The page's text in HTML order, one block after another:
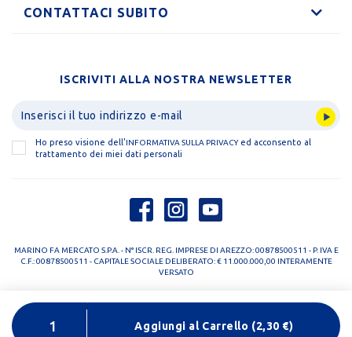
Aggiungi al Carrello (2,30 €)
CONTATTACI SUBITO
ISCRIVITI ALLA NOSTRA NEWSLETTER
Ho preso visione dell' INFORMATIVA SULLA PRIVACYed acconsento al
trattamento dei miei dati personali
MARINO FA MERCATO S.P.A. - N° ISCR. REG. IMPRESE DI AREZZO: 00878500511 - P. IVA E
C.F.: 00878500511 - CAPITALE SOCIALE DELIBERATO: € 11.000.000,00 INTERAMENTE
VERSATO
PRIVACY POLICY
COOKIE POLICY